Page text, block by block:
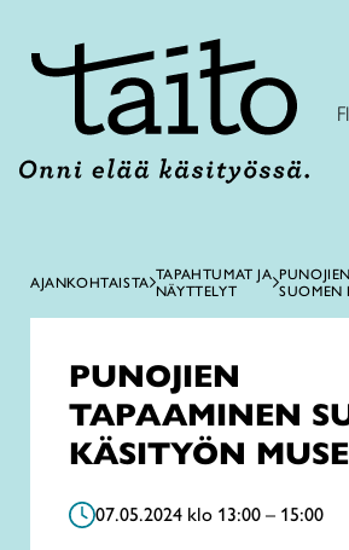
FI
AJANKOHTAISTA TAPAHTUMAT JA
NÄYTTELYT
SUOMEN
PUNOJIEN
TAPAAMINEN
KÄSITYÖN
07.05.2024 klo 13:00 – 15:00